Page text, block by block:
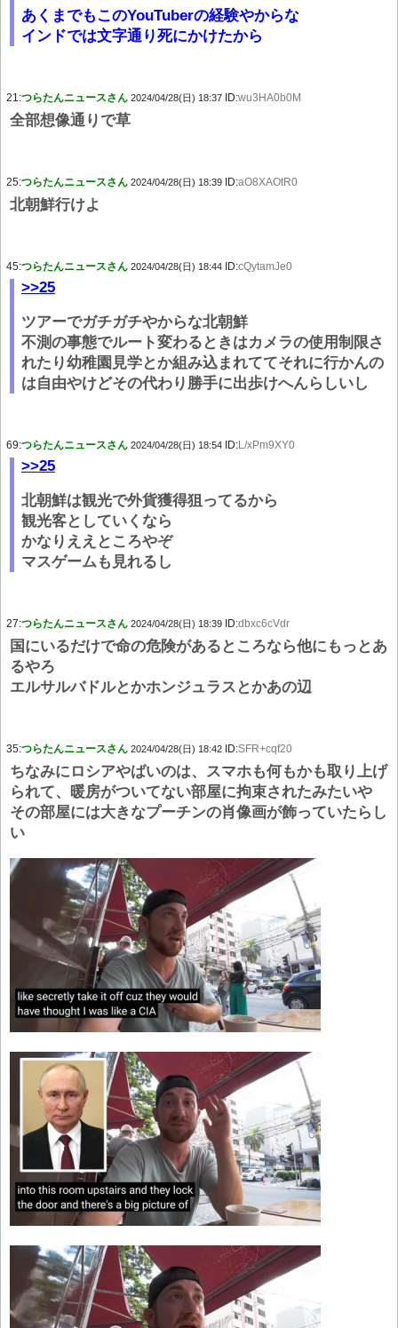
あくまでもこのYouTuberの経験やからな
インドでは文字通り死にかけたから
21:つらたんニュースさん 2024/04/28(日) 18:37 ID:wu3HA0b0M
全部想像通りで草
25:つらたんニュースさん 2024/04/28(日) 18:39 ID:aO8XAOtR0
北朝鮮行けよ
45:つらたんニュースさん 2024/04/28(日) 18:44 ID:cQytamJe0
>>25
ツアーでガチガチやからな北朝鮮
不測の事態でルート変わるときはカメラの使用制限さ
れたり幼稚園見学とか組み込まれててそれに行かんの
は自由やけどその代わり勝手に出歩けへんらしいし
69:つらたんニュースさん 2024/04/28(日) 18:54 ID:L/xPm9XY0
>>25
北朝鮮は観光で外貨獲得狙ってるから
観光客としていくなら
かなりええところやぞ
マスゲームも見れるし
27:つらたんニュースさん 2024/04/28(日) 18:39 ID:dbxc6cVdr
国にいるだけで命の危険があるところなら他にもっとあ
るやろ
エルサルバドルとかホンジュラスとかあの辺
35:つらたんニュースさん 2024/04/28(日) 18:42 ID:SFR+cqf20
ちなみにロシアやばいのは、スマホも何もかも取り上げ
られて、暖房がついてない部屋に拘束されたみたいや
その部屋には大きなプーチンの肖像画が飾っていたらし
い